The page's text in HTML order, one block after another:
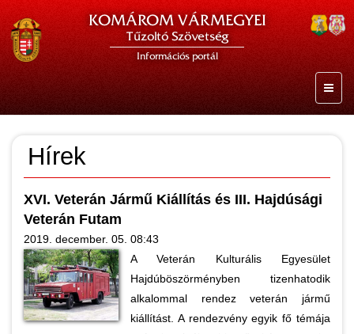
KOMÁROM VÁRMEGYEI
Tűzoltó Szövetség
Információs portál
Hírek
XVI. Veterán Jármű Kiállítás és III. Hajdúsági
Veterán Futam
2019. december. 05. 08:43
A Veterán Kulturális Egyesület
Hajdúböszörményben tizenhatodik
alkalommal rendez veterán jármű
kiállítást. A rendezvény egyik fő témája